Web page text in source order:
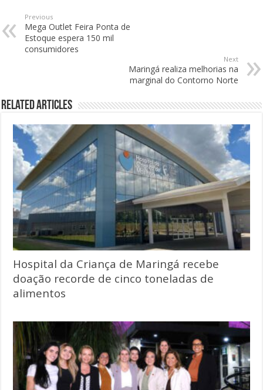
Previous
Mega Outlet Feira Ponta de
Estoque espera 150 mil
consumidores
Next
Maringá realiza melhorias na
marginal do Contorno Norte
Related Articles
Hospital da Criança de Maringá recebe
doação recorde de cinco toneladas de
alimentos